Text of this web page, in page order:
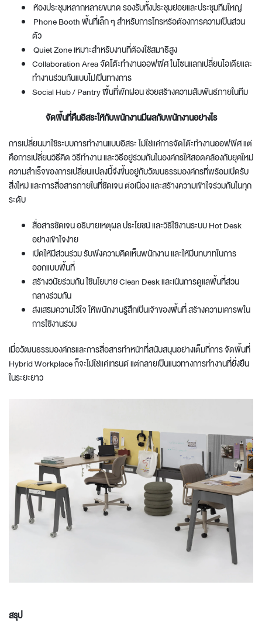
ห้องประชุมหลากหลายขนาด รองรับทั้งประชุมย่อยและประชุมทีมใหญ่
Phone Booth พื้นที่เล็ก ๆ สำหรับการโทรหรือต้องการความเป็นส่วน
ตัว
Quiet Zone เหมาะสำหรับงานที่ต้องใช้สมาธิสูง
Collaboration Areaจัดโต๊ะทํางานออฟฟิศในโซนแลกเปลี่ยนไอเดียและ
ทำงานร่วมกันแบบไม่เป็นทางการ
Social Hub / Pantry พื้นที่พักผ่อน ช่วยสร้างความสัมพันธ์ภายในทีม
จัดพื้นที่คืนอิสระให้กับพนักงานมีผลกับพนักงานอย่างไร
การเปลี่ยนมาใช้ระบบการทำงานแบบอิสระ ไม่ใช่แค่การจัดโต๊ะทํางานออฟฟิศแต่
คือการเปลี่ยนวิธีคิด วิธีทำงาน และวิธีอยู่ร่วมกันในองค์กรให้สอดคล้องกับยุคใหม่
ความสำเร็จของการเปลี่ยนแปลงนี้จึงขึ้นอยู่กับวัฒนธรรมองค์กรที่พร้อมเปิดรับ
สิ่งใหม่ และการสื่อสารภายในที่ชัดเจน ต่อเนื่อง และสร้างความเข้าใจร่วมกันในทุก
ระดับ
สื่อสารชัดเจน อธิบายเหตุผล ประโยชน์ และวิธีใช้งานระบบ Hot Desk
อย่างเข้าใจง่าย
เปิดให้มีส่วนร่วม รับฟังความคิดเห็นพนักงาน และให้มีบทบาทในการ
ออกแบบพื้นที่
สร้างวินัยร่วมกัน ใช้นโยบาย Clean Desk และเน้นการดูแลพื้นที่ส่วน
กลางร่วมกัน
ส่งเสริมความไว้ใจ ให้พนักงานรู้สึกเป็นเจ้าของพื้นที่ สร้างความเคารพใน
การใช้งานร่วม
เมื่อวัฒนธรรมองค์กรและการสื่อสารทำหน้าที่สนับสนุนอย่างเต็มที่การจัดพื้นที่
Hybrid Workplaceก็จะไม่ใช่แค่เทรนด์ แต่กลายเป็นแนวทางการทำงานที่ยั่งยืน
ในระยะยาว
สรุป